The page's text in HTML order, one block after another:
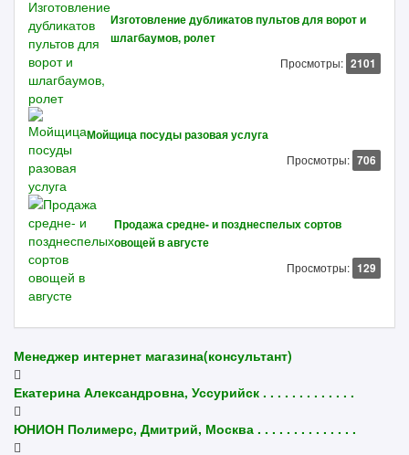
Изготовление дубликатов пультов для ворот и
шлагбаумов, ролет
Просмотры: 2101
Мойщица посуды разовая услуга
Просмотры: 706
Продажа средне- и позднеспелых сортов
овощей в августе
Просмотры: 129
Менеджер интернет магазина(консультант)
Екатерина Александровна, Уссурийск . . . . . . . . . . . . .
ЮНИОН Полимерс, Дмитрий, Москва . . . . . . . . . . . . . .